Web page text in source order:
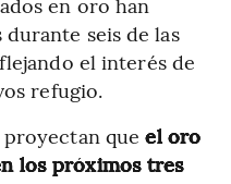
seis de las
el interés de
refugio.
queel oro
los próximos tres